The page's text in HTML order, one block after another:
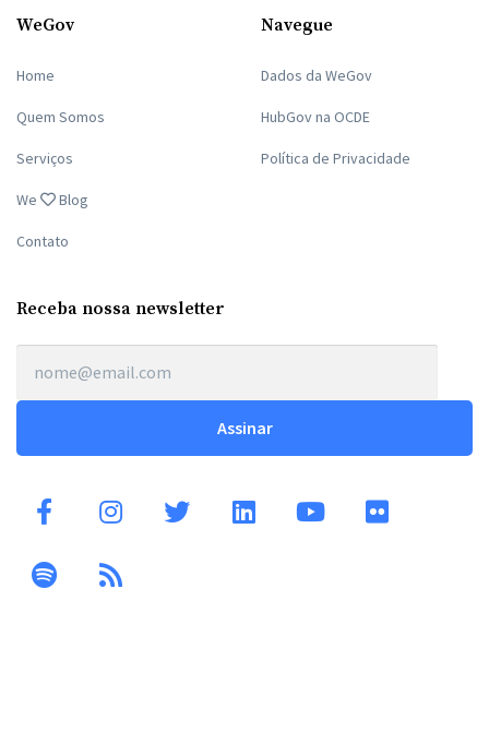
WeGov
Home
Quem Somos
Serviços
We Blog
Contato
Navegue
Dados da WeGov
HubGov na OCDE
Política de Privacidade
Receba nossa newsletter